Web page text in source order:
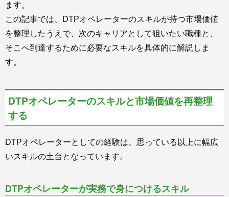
ます。
この記事では、DTPオペレーターのスキルが持つ市場価値
を整理したうえで、次のキャリアとして狙いたい職種と、
そこへ到達するために必要なスキルを具体的に解説しま
す。
DTPオペレーターのスキルと市場価値を再整理
する
DTPオペレーターとしての経験は、思っている以上に幅広
いスキルの土台となっています。
DTPオペレーターが実務で身につけるスキル